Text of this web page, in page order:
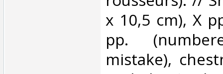
x 10,5 cm), X
pp.
mistake),